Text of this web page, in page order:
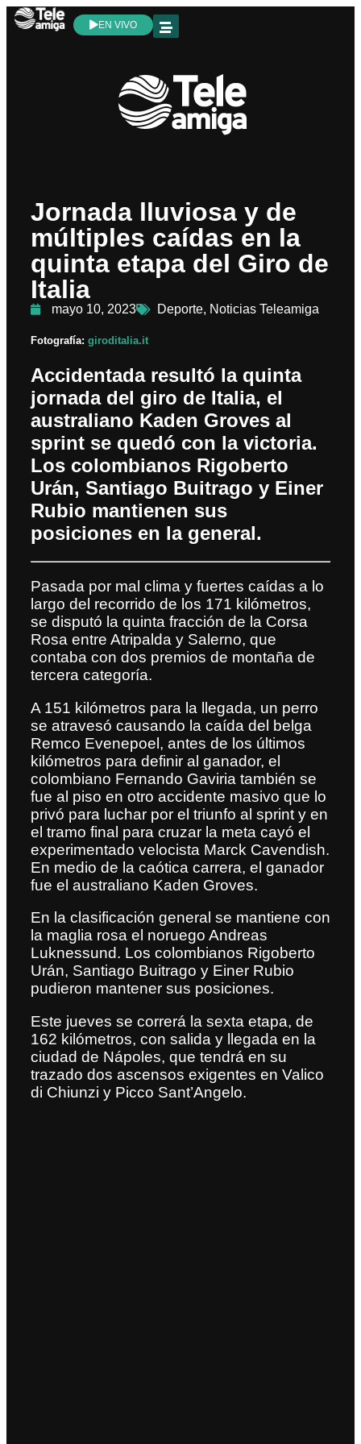
EN VIVO
Jornada lluviosa y de
múltiples caídas en la
quinta etapa del Giro de
Italia
mayo 10, 2023 Deporte, Noticias Teleamiga
Fotografía: giroditalia.it
Accidentada resultó la quinta
jornada del giro de Italia, el
australiano Kaden Groves al
sprint se quedó con la victoria.
Los colombianos Rigoberto
Urán, Santiago Buitrago y Einer
Rubio mantienen sus
posiciones en la general.
Pasada por mal clima y fuertes caídas a lo
largo del recorrido de los 171 kilómetros,
se disputó la quinta fracción de la Corsa
Rosa entre Atripalda y Salerno, que
contaba con dos premios de montaña de
tercera categoría.
A 151 kilómetros para la llegada, un perro
se atravesó causando la caída del belga
Remco Evenepoel, antes de los últimos
kilómetros para definir al ganador, el
colombiano Fernando Gaviria también se
fue al piso en otro accidente masivo que lo
privó para luchar por el triunfo al sprint y en
el tramo final para cruzar la meta cayó el
experimentado velocista Marck Cavendish.
En medio de la caótica carrera, el ganador
fue el australiano Kaden Groves.
En la clasificación general se mantiene con
la maglia rosa el noruego Andreas
Luknessund. Los colombianos Rigoberto
Urán, Santiago Buitrago y Einer Rubio
pudieron mantener sus posiciones.
Este jueves se correrá la sexta etapa, de
162 kilómetros, con salida y llegada en la
ciudad de Nápoles, que tendrá en su
trazado dos ascensos exigentes en Valico
di Chiunzi y Picco Sant’Angelo.